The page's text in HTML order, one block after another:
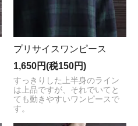
プリサイスワンピース
1,650円(税150円)
すっきりした上半身のライン
は上品ですが、それでいてと
ても動きやすいワンピースで
す。